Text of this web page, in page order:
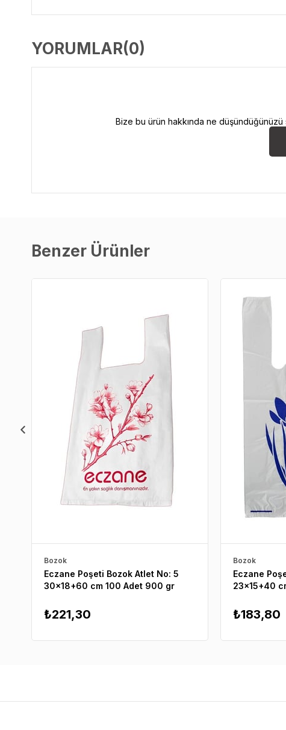
YORUMLAR(0)
Bize bu ürün hakkında ne düşündüğünüzü
Benzer Ürünler
Bozok
Eczane Poşeti Bozok Atlet No: 5
30x18+60 cm 100 Adet 900 gr
₺221,30
Bozok
Eczane
23x15+40
₺183,80